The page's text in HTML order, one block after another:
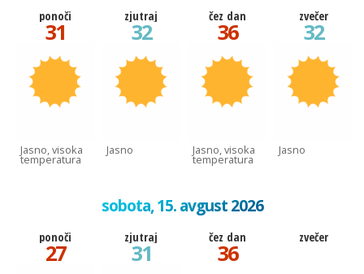
ponoči
31
Jasno, visoka
temperatura
zjutraj
32
Jasno
čez dan
36
Jasno, visoka
temperatura
zvečer
32
Jasno
sobota, 15. avgust 2026
ponoči
27
zjutraj
31
čez dan
36
zvečer